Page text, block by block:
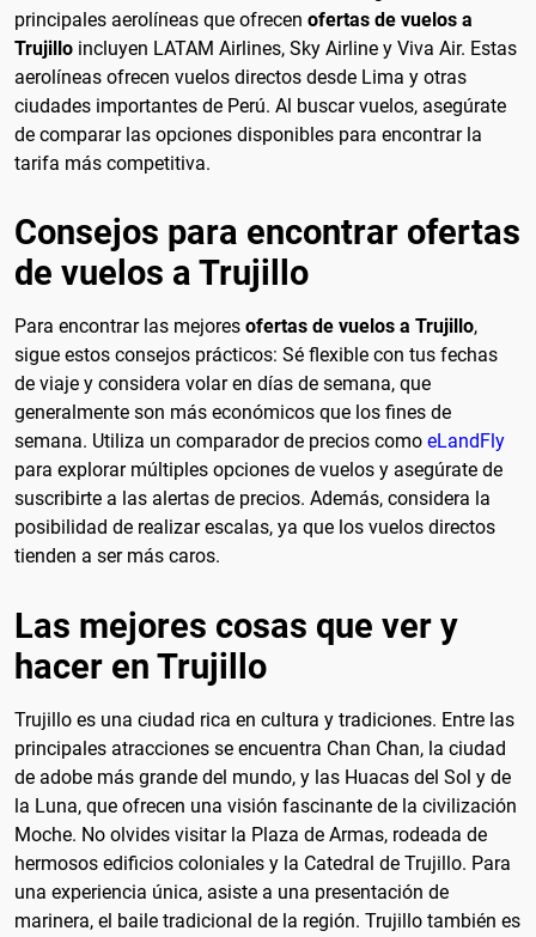
principales aerolíneas que ofrecen ofertas de vuelos a
Trujillo incluyen LATAM Airlines, Sky Airline y Viva Air. Estas
aerolíneas ofrecen vuelos directos desde Lima y otras
ciudades importantes de Perú. Al buscar vuelos, asegúrate
de comparar las opciones disponibles para encontrar la
tarifa más competitiva.
Consejos para encontrar ofertas
de vuelos a Trujillo
Para encontrar las mejores ofertas de vuelos a Trujillo,
sigue estos consejos prácticos: Sé flexible con tus fechas
de viaje y considera volar en días de semana, que
generalmente son más económicos que los fines de
semana. Utiliza un comparador de precios como eLandFly
para explorar múltiples opciones de vuelos y asegúrate de
suscribirte a las alertas de precios. Además, considera la
posibilidad de realizar escalas, ya que los vuelos directos
tienden a ser más caros.
Las mejores cosas que ver y
hacer en Trujillo
Trujillo es una ciudad rica en cultura y tradiciones. Entre las
principales atracciones se encuentra Chan Chan, la ciudad
de adobe más grande del mundo, y las Huacas del Sol y de
la Luna, que ofrecen una visión fascinante de la civilización
Moche. No olvides visitar la Plaza de Armas, rodeada de
hermosos edificios coloniales y la Catedral de Trujillo. Para
una experiencia única, asiste a una presentación de
marinera, el baile tradicional de la región. Trujillo también es